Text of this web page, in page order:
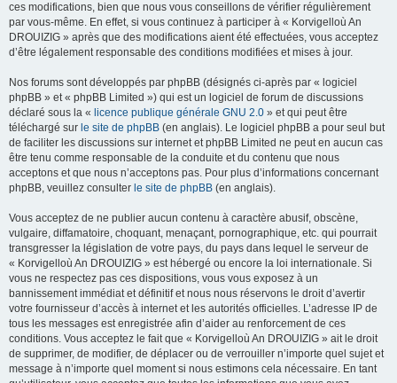
ces modifications, bien que nous vous conseillons de vérifier régulièrement
par vous-même. En effet, si vous continuez à participer à « Korvigelloù An
DROUIZIG » après que des modifications aient été effectuées, vous acceptez
d’être légalement responsable des conditions modifiées et mises à jour.
Nos forums sont développés par phpBB (désignés ci-après par « logiciel
phpBB » et « phpBB Limited ») qui est un logiciel de forum de discussions
déclaré sous la « licence publique générale GNU 2.0 » et qui peut être
téléchargé sur le site de phpBB (en anglais). Le logiciel phpBB a pour seul but
de faciliter les discussions sur internet et phpBB Limited ne peut en aucun cas
être tenu comme responsable de la conduite et du contenu que nous
acceptons et que nous n’acceptons pas. Pour plus d’informations concernant
phpBB, veuillez consulter le site de phpBB (en anglais).
Vous acceptez de ne publier aucun contenu à caractère abusif, obscène,
vulgaire, diffamatoire, choquant, menaçant, pornographique, etc. qui pourrait
transgresser la législation de votre pays, du pays dans lequel le serveur de
« Korvigelloù An DROUIZIG » est hébergé ou encore la loi internationale. Si
vous ne respectez pas ces dispositions, vous vous exposez à un
bannissement immédiat et définitif et nous nous réservons le droit d’avertir
votre fournisseur d’accès à internet et les autorités officielles. L’adresse IP de
tous les messages est enregistrée afin d’aider au renforcement de ces
conditions. Vous acceptez le fait que « Korvigelloù An DROUIZIG » ait le droit
de supprimer, de modifier, de déplacer ou de verrouiller n’importe quel sujet et
message à n’importe quel moment si nous estimons cela nécessaire. En tant